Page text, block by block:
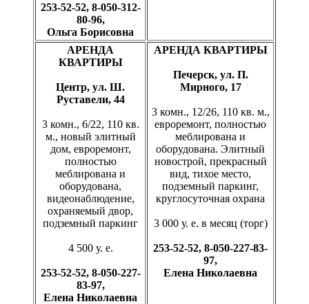
253-52-52, 8-050-312-
80-96,
Ольга Борисовна
АРЕНДА
КВАРТИРЫ
Центр, ул. Ш.
Руставели, 44
3 комн., 6/22, 110 кв.
м., новый элитный
дом, евроремонт,
полностью
меблирована и
оборудована,
видеонаблюдение,
охраняемый двор,
подземный паркинг
4 500 у. е.
253-52-52, 8-050-227-
83-97,
Елена Николаевна
АРЕНДА КВАРТИРЫ
Печерск, ул. П.
Мирного, 17
3 комн., 12/26, 110 кв. м.,
евроремонт, полностью
меблирована и
оборудована. Элитный
новострой, прекрасный
вид, тихое место,
подземный паркинг,
круглосуточная охрана
3 000 у. е. в месяц (торг)
253-52-52, 8-050-227-83-
97,
Елена Николаевна